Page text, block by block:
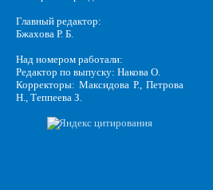
Главный редактор:
Бжахова Р. Б.
Над номером работали:
Редактор по выпуску: Накова О.
Корректоры: Максидова Р., Петрова
Н., Теппеева З.